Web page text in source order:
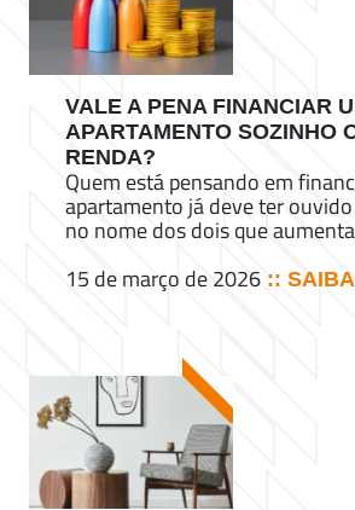
VALE A PENA FINANCIAR
APARTAMENTO SOZINHO
RENDA?
Quem está pensando em
apartamento já deve ter ouvido
no nome dos dois que
15 de março de 2026 ::